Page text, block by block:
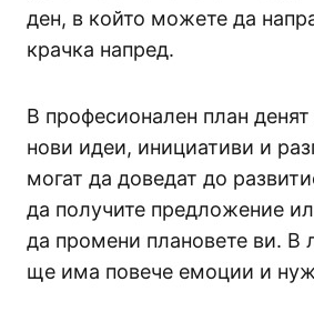
ден, в който можете да
крачка напред.
В професионален план денят
нови идеи, инициативи и
могат да доведат до
да получите предложение
да промени плановете ви. В
ще има повече емоции и